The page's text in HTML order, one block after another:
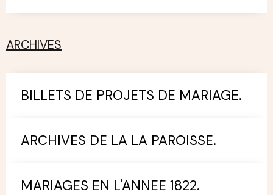
ARCHIVES
BILLETS DE PROJETS DE MARIAGE.
ARCHIVES DE LA LA PAROISSE.
MARIAGES EN L'ANNEE 1822.